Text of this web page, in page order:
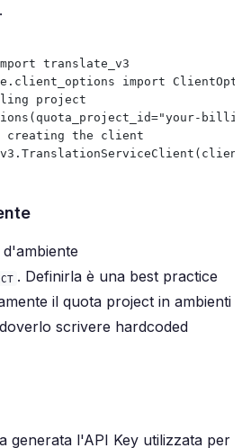
translate_v3
import
project
quota_project_id="your-
the client
. Definirla è una best practice
il quota project in ambienti
scrivere hardcoded
generata l'API Key utilizzata per